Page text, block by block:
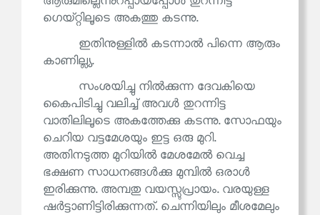
ഗെയ്റ്റിലൂടെ അകത്തു കടന്നു.
ഇതിനുള്ളിൽ കടന്നാൽ പിന്നെ ആരും
കാണില്ല്യ.
സംശയിച്ചു നിൽക്കുന്ന ദേവകിയെ
കൈപിടിച്ചു വലിച്ച് അവൾ തുറന്നിട്ട
വാതിലിലൂടെ അകത്തേക്കു കടന്നു. സോഫയും
ചെറിയ വട്ടമേശയും ഇട്ട ഒരു മുറി.
അതിനടുത്ത മുറിയിൽ മേശമേൽ വെച്ച
ഭക്ഷണ സാധനങ്ങൾക്കു മുമ്പിൽ ഒരാൾ
ഇരിക്കുന്നു. അമ്പതു വയസ്സുപ്രായം. വരയുള്ള
ഷർട്ടാണിട്ടിരിക്കുന്നത്. ചെന്നിയിലും മീശമേലും